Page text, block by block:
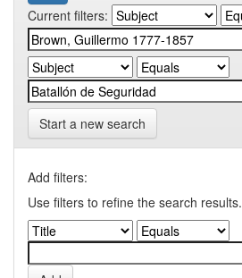
Current filters:
Start a new search
Add filters:
Use filters to refine the search results.